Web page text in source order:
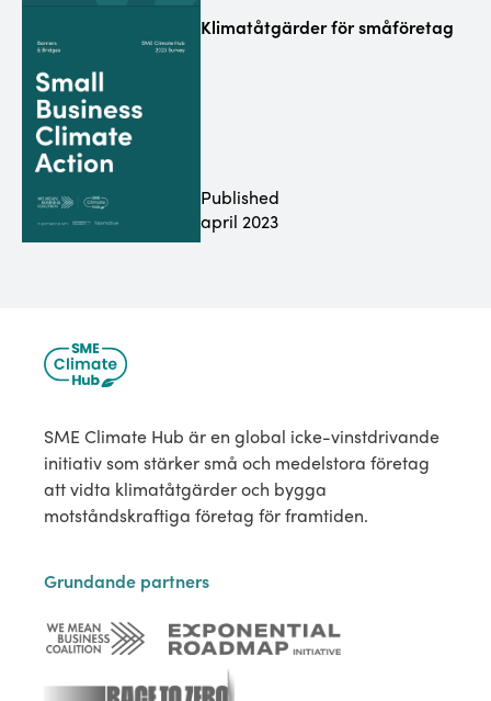
Klimatåtgärder för småföretag
Published
april 2023
SME Climate Hub är en global icke-vinstdrivande
initiativ som stärker små och medelstora företag
att vidta klimatåtgärder och bygga
motståndskraftiga företag för framtiden.
Grundande partners